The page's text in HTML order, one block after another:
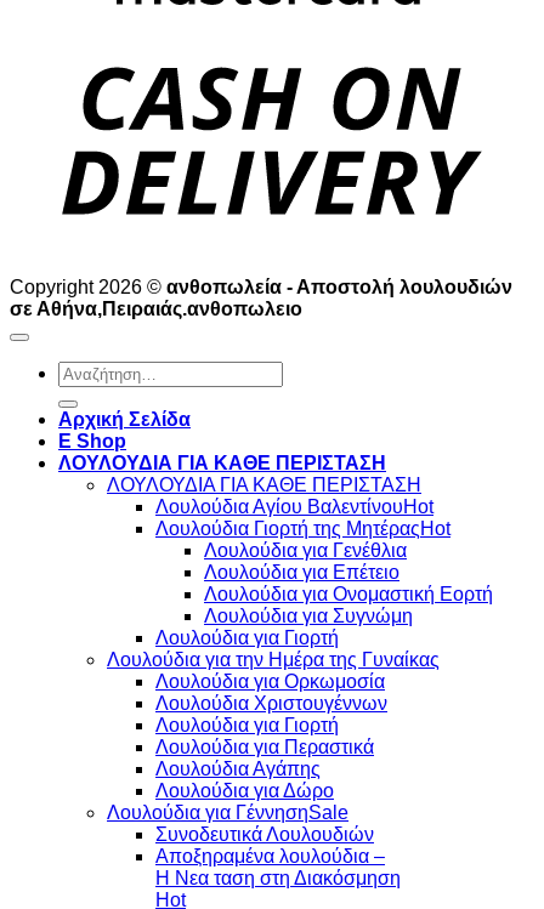
Copyright 2026 © ανθοπωλεία - Αποστολή λουλουδιών
σε Αθήνα,Πειραιάς.ανθοπωλειο
Αναζήτηση
για:
Αρχική Σελίδα
E Shop
ΛΟΥΛΟΥΔΙΑ ΓΙΑ ΚΑΘΕ ΠΕΡΙΣΤΑΣΗ
ΛΟΥΛΟΥΔΙΑ ΓΙΑ ΚΑΘΕ ΠΕΡΙΣΤΑΣΗ
Λουλούδια Αγίου Βαλεντίνου
Λουλούδια Γιορτή της Μητέρας
Λουλούδια για Γενέθλια
Λουλούδια για Επέτειο
Λουλούδια για Ονομαστική Εορτή
Λουλούδια για Συγνώμη
Λουλούδια για Γιορτή
Λουλούδια για την Ημέρα της Γυναίκας
Λουλούδια για Ορκωμοσία
Λουλούδια Χριστουγέννων
Λουλούδια για Γιορτή
Λουλούδια για Περαστικά
Λουλούδια Αγάπης
Λουλούδια για Δώρο
Λουλούδια για Γέννηση
Συνοδευτικά Λουλουδιών
Αποξηραμένα λουλούδια –
Η Νεα ταση στη Διακόσμηση